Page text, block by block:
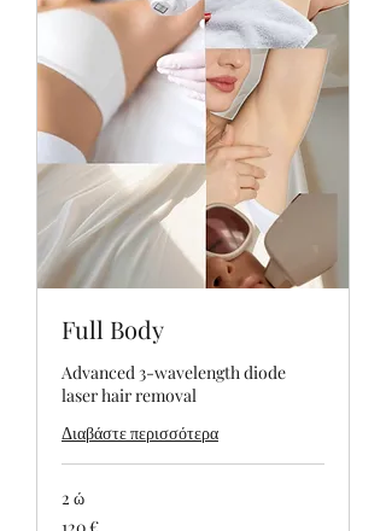
Full Body
Advanced 3-wavelength diode
laser hair removal
Διαβάστε περισσότερα
2 ώ